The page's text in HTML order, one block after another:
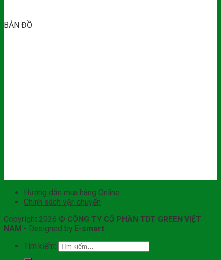
BẢN ĐỒ
Hướng dẫn mua hàng Online
Chính sách vận chuyển
Copyright 2026 © CÔNG TY CỔ PHẦN TDT GREEN VIỆT
NAM - Designed by E-smart
Tìm kiếm: